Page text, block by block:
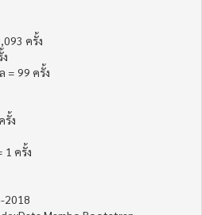
ครั้ง
= 99 ครั้ง
ง
1 ครั้ง
2018